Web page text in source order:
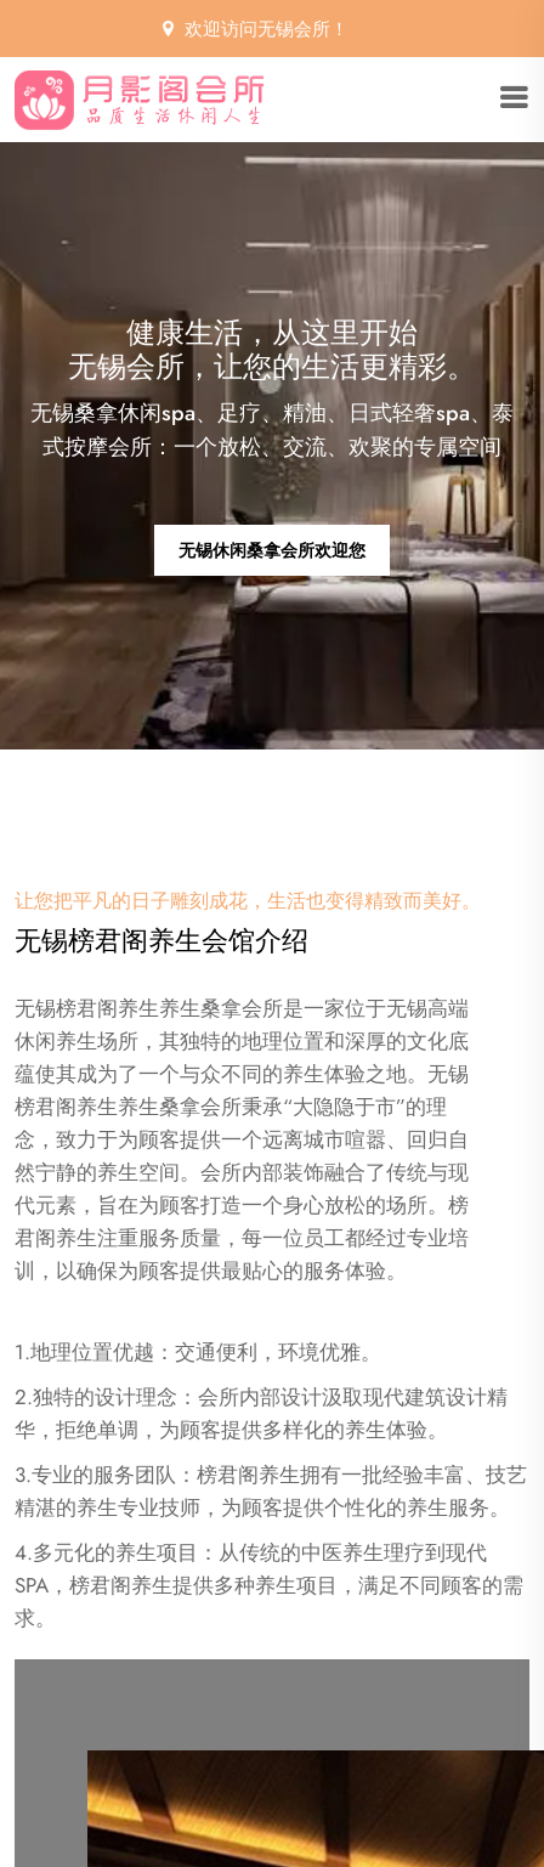
欢迎访问无锡会所！
无锡会所，享受生活的艺术
您的私人健康顾问
世界都安静了下来。想要在无锡会所寻找生活的真
谛，从品读一卷诗，一幅画开始，用指尖抚过，用
心慢慢感受。
让您把平凡的日子雕刻成花，生活也变得精致而美好。
无锡榜君阁养生会馆介绍
无锡榜君阁养生养生桑拿会所是一家位于无锡高端
休闲养生场所，其独特的地理位置和深厚的文化底
蕴使其成为了一个与众不同的养生体验之地。无锡
榜君阁养生养生桑拿会所秉承“大隐隐于市”的理
念，致力于为顾客提供一个远离城市喧嚣、回归自
然宁静的养生空间。会所内部装饰融合了传统与现
代元素，旨在为顾客打造一个身心放松的场所。榜
君阁养生注重服务质量，每一位员工都经过专业培
训，以确保为顾客提供最贴心的服务体验。
1.地理位置优越：交通便利，环境优雅。
2.独特的设计理念：会所内部设计汲取现代建筑设计精
华，拒绝单调，为顾客提供多样化的养生体验。
3.专业的服务团队：榜君阁养生拥有一批经验丰富、技艺
精湛的养生专业技师，为顾客提供个性化的养生服务。
4.多元化的养生项目：从传统的中医养生理疗到现代
SPA，榜君阁养生提供多种养生项目，满足不同顾客的需
求。